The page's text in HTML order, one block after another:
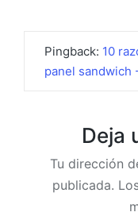
Pingback: 10
panel sandwich
Deja
Tu dirección
publicada.